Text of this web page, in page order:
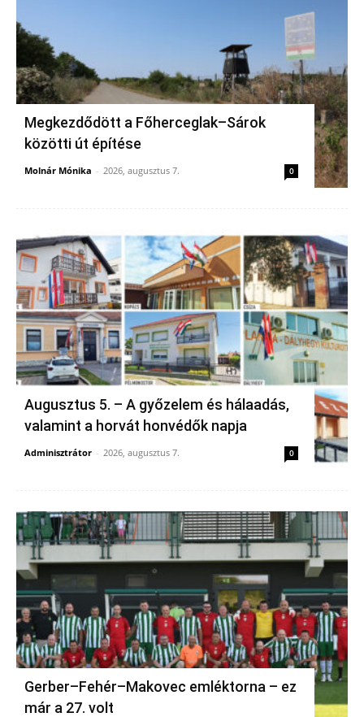
Megkezdődött a Főherceglak–Sárok
közötti út építése
Molnár Mónika - 2026, augusztus 7. 0
Augusztus 5. – A győzelem és hálaadás,
valamint a horvát honvédők napja
Adminisztrátor - 2026, augusztus 7. 0
Gerber–Fehér–Makovec emléktorna – ez
már a 27. volt